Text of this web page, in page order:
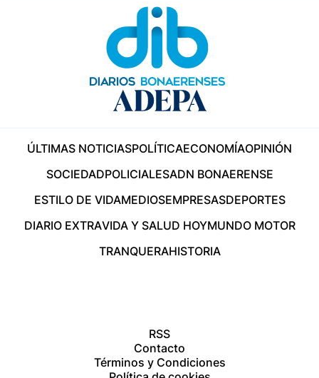
ÚLTIMAS NOTICIASPOLÍTICAECONOMÍAOPINIÓN
SOCIEDADPOLICIALESADN BONAERENSE
ESTILO DE VIDAMEDIOSEMPRESASDEPORTES
DIARIO EXTRAVIDA Y SALUD HOYMUNDO MOTOR
TRANQUERAHISTORIA
RSS
Contacto
Términos y Condiciones